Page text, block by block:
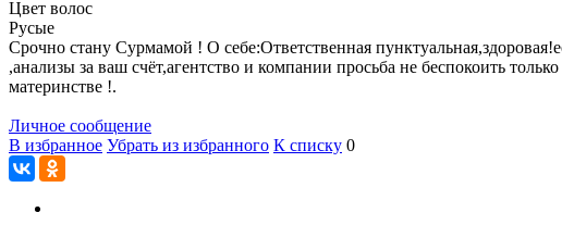
Цвет волос
Русые
Срочно стану Сурмамой ! О себе:Ответственная
,анализы за ваш счёт,агентство и компании просьба не беспокоить
материнстве !.
Личное сообщение
В избранное Убрать из избранного К списку 0